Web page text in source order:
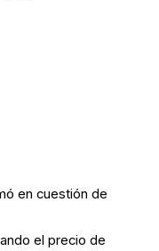
en cuestión de
el precio de